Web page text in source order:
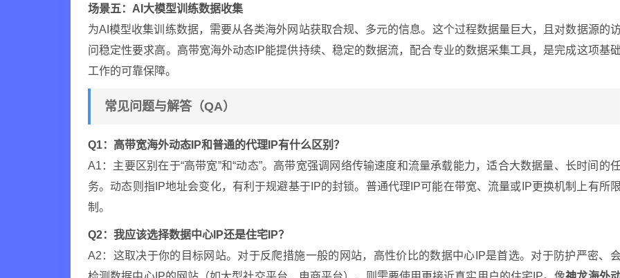
场景五：AI大模型训练数据收集
为AI模型收集训练数据，需要从各类海外网站获取合规、多元的信息。这个过程数据量巨大，且对数据源的
问稳定性要求高。高带宽海外动态IP能提供持续、稳定的数据流，配合专业的数据采集工具，是完成这项基础
工作的可靠保障。
常见问题与解答（QA）
Q1：高带宽海外动态IP和普通的代理IP有什么区别？
A1：主要区别在于“高带宽”和“动态”。高带宽强调网络传输速度和流量承载能力，适合大数据量、长时间的
务。动态则指IP地址会变化，有利于规避基于IP的封锁。普通代理IP可能在带宽、流量或IP更换机制上有所限
制。
Q2：我应该选择数据中心IP还是住宅IP？
A2：这取决于你的目标网站。对于反爬措施一般的网站，高性价比的数据中心IP是首选。对于防护严密、